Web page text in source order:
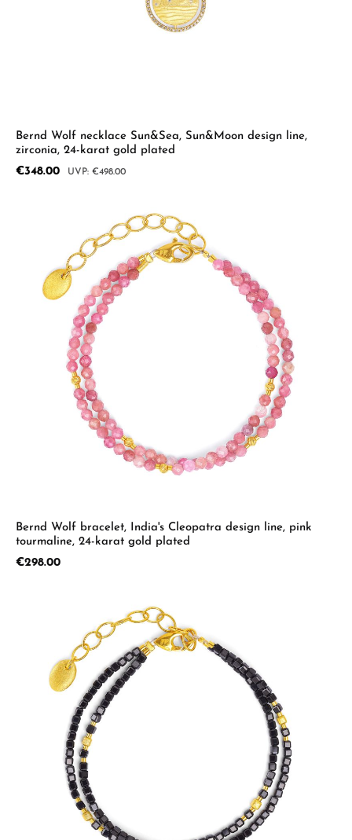
Bernd Wolf necklace Sun&Sea, Sun&Moon design line,
zirconia, 24-karat gold plated
Sale price:
€348.00 Regular price:
€498.00
Bernd Wolf bracelet, India's Cleopatra design line, pink
tourmaline, 24-karat gold plated
Regular price:
€298.00